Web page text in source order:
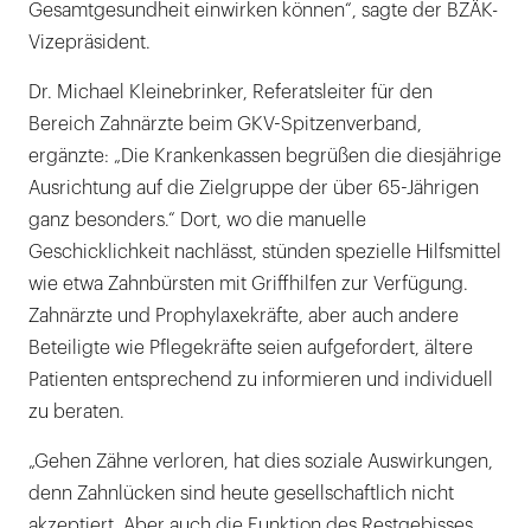
Gesamtgesundheit einwirken können“, sagte der BZÄK-
Vizepräsident.
Dr. Michael Kleinebrinker, Referatsleiter für den
Bereich Zahnärzte beim GKV-Spitzenverband,
ergänzte: „Die Krankenkassen begrüßen die diesjährige
Ausrichtung auf die Zielgruppe der über 65-Jährigen
ganz besonders.“ Dort, wo die manuelle
Geschicklichkeit nachlässt, stünden spezielle Hilfsmittel
wie etwa Zahnbürsten mit Griffhilfen zur Verfügung.
Zahnärzte und Prophylaxekräfte, aber auch andere
Beteiligte wie Pflegekräfte seien aufgefordert, ältere
Patienten entsprechend zu informieren und individuell
zu beraten.
„Gehen Zähne verloren, hat dies soziale Auswirkungen,
denn Zahnlücken sind heute gesellschaftlich nicht